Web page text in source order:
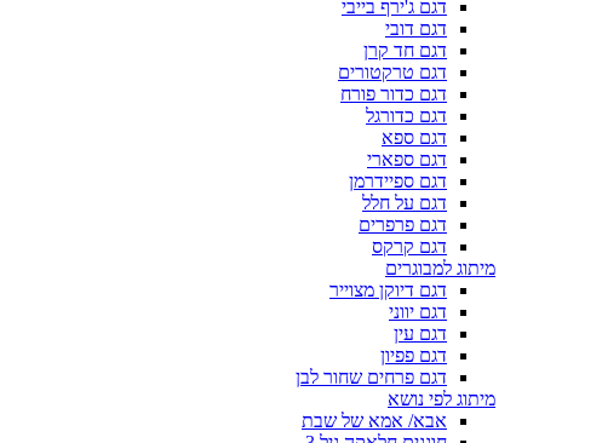
דגם ג'ירף בייבי
דגם דובי
דגם חד קרן
דגם טרקטורים
דגם כדור פורח
דגם כדורגל
דגם ספא
דגם ספארי
דגם ספיידרמן
דגם על חלל
דגם פרפרים
דגם קרקס
מיתוג למבוגרים
דגם דיוקן מצוייר
דגם יווני
דגם עין
דגם פפיון
דגם פרחים שחור לבן
מיתוג לפי נושא
אבא/ אמא של שבת